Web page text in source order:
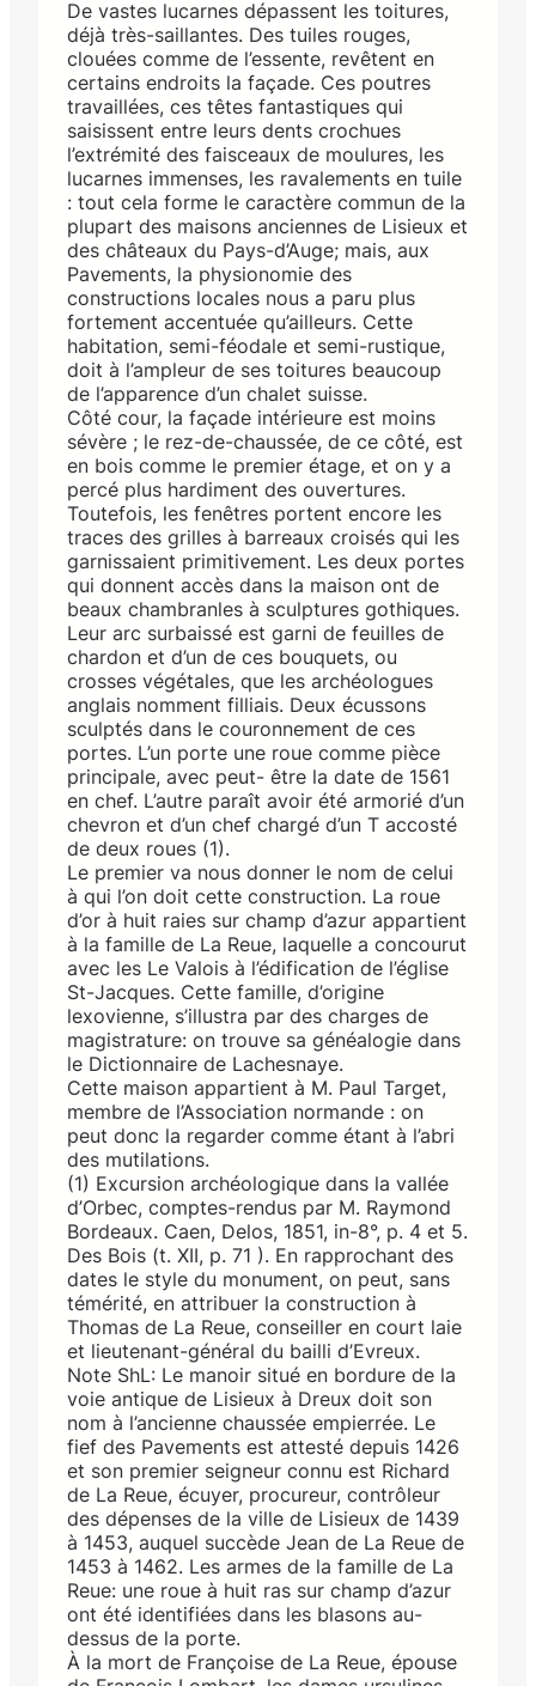
De vastes lucarnes dépassent les toitures,
déjà très-saillantes. Des tuiles rouges,
clouées comme de l’essente, revêtent en
certains endroits la façade. Ces poutres
travaillées, ces têtes fantastiques qui
saisissent entre leurs dents crochues
l’extrémité des faisceaux de moulures, les
lucarnes immenses, les ravalements en tuile
: tout cela forme le caractère commun de la
plupart des maisons anciennes de Lisieux et
des châteaux du Pays-d’Auge; mais, aux
Pavements, la physionomie des
constructions locales nous a paru plus
fortement accentuée qu’ailleurs. Cette
habitation, semi-féodale et semi-rustique,
doit à l’ampleur de ses toitures beaucoup
de l’apparence d’un chalet suisse.
Côté cour, la façade intérieure est moins
sévère ; le rez-de-chaussée, de ce côté, est
en bois comme le premier étage, et on y a
percé plus hardiment des ouvertures.
Toutefois, les fenêtres portent encore les
traces des grilles à barreaux croisés qui les
garnissaient primitivement. Les deux portes
qui donnent accès dans la maison ont de
beaux chambranles à sculptures gothiques.
Leur arc surbaissé est garni de feuilles de
chardon et d’un de ces bouquets, ou
crosses végétales, que les archéologues
anglais nomment filliais. Deux écussons
sculptés dans le couronnement de ces
portes. L’un porte une roue comme pièce
principale, avec peut- être la date de 1561
en chef. L’autre paraît avoir été armorié d’un
chevron et d’un chef chargé d’un T accosté
de deux roues (1).
Le premier va nous donner le nom de celui
à qui l’on doit cette construction. La roue
d’or à huit raies sur champ d’azur appartient
à la famille de La Reue, laquelle a concourut
avec les Le Valois à l’édification de l’église
St-Jacques. Cette famille, d’origine
lexovienne, s’illustra par des charges de
magistrature: on trouve sa généalogie dans
le Dictionnaire de Lachesnaye.
Cette maison appartient à M. Paul Target,
membre de l’Association normande : on
peut donc la regarder comme étant à l’abri
des mutilations.
(1) Excursion archéologique dans la vallée
d’Orbec, comptes-rendus par M. Raymond
Bordeaux. Caen, Delos, 1851, in-8°, p. 4 et 5.
Des Bois (t. XII, p. 71 ). En rapprochant des
dates le style du monument, on peut, sans
témérité, en attribuer la construction à
Thomas de La Reue, conseiller en court laie
et lieutenant-général du bailli d’Evreux.
Note ShL: Le manoir situé en bordure de la
voie antique de Lisieux à Dreux doit son
nom à l’ancienne chaussée empierrée. Le
fief des Pavements est attesté depuis 1426
et son premier seigneur connu est Richard
de La Reue, écuyer, procureur, contrôleur
des dépenses de la ville de Lisieux de 1439
à 1453, auquel succède Jean de La Reue de
1453 à 1462. Les armes de la famille de La
Reue: une roue à huit ras sur champ d’azur
ont été identifiées dans les blasons au-
dessus de la porte.
À la mort de Françoise de La Reue, épouse